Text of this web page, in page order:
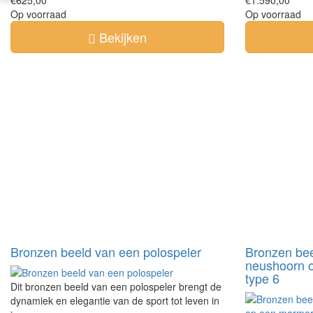
Op voorraad
Bekijken
Op voorraad
Bronzen beeld van een polospeler
Dit bronzen beeld van een polospeler brengt de
dynamiek en elegantie van de sport tot leven in
Bronzen
neushoorn
type 6